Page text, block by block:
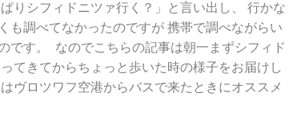
りシフィドニツァ行く？」と言い出し、 行かな
も調べてなかったのですが 携帯で調べながらい
です。 なのでこちらの記事は朝一まずシフィド
てきてからちょっと歩いた時の様子をお届けし
ヴロツワフ空港からバスで来たときにオススメ